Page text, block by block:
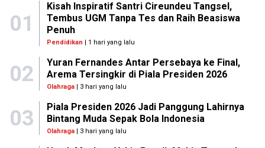
01
Kisah Inspiratif Santri Cireundeu Tangsel,
Tembus UGM Tanpa Tes dan Raih Beasiswa
Penuh
Pendidikan | 1 hari yang lalu
02
Yuran Fernandes Antar Persebaya ke Final,
Arema Tersingkir di Piala Presiden 2026
Olahraga| 3 hari yang lalu
03
Piala Presiden 2026 Jadi Panggung Lahirnya
Bintang Muda Sepak Bola Indonesia
Olahraga| 3 hari yang lalu